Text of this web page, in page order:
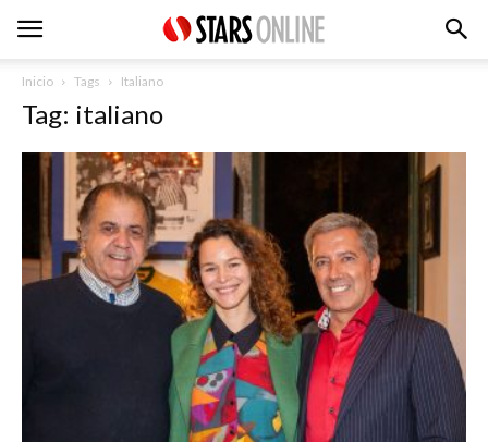
Inicio Tags Italiano
Tag: italiano